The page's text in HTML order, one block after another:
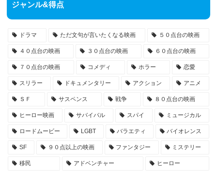
ジャンル&得点
ドラマ ただ文句が言いたくなる映画 ５０点台の映画
４０点台の映画 ３０点台の映画 ６０点台の映画
７０点台の映画 コメディ ホラー 恋愛
スリラー ドキュメンタリー アクション アニメ
ＳＦ サスペンス 戦争 ８０点台の映画
ヒーロー映画 サバイバル スパイ ミュージカル
ロードムービー LGBT バラエティ バイオレンス
SF ９０点以上の映画 ファンタジー ミステリー
移民 アドベンチャー ヒーロー